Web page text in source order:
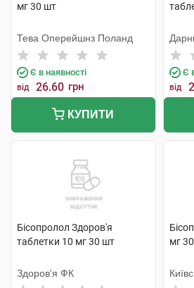
мг 30 шт
Тева Оперейшнз Поланд
Є в наявності
від 26.60 грн
КУПИТИ
Є
від
Бісопролол Здоров'я
таблетки 10 мг 30 шт
Здоров'я ФК
мг